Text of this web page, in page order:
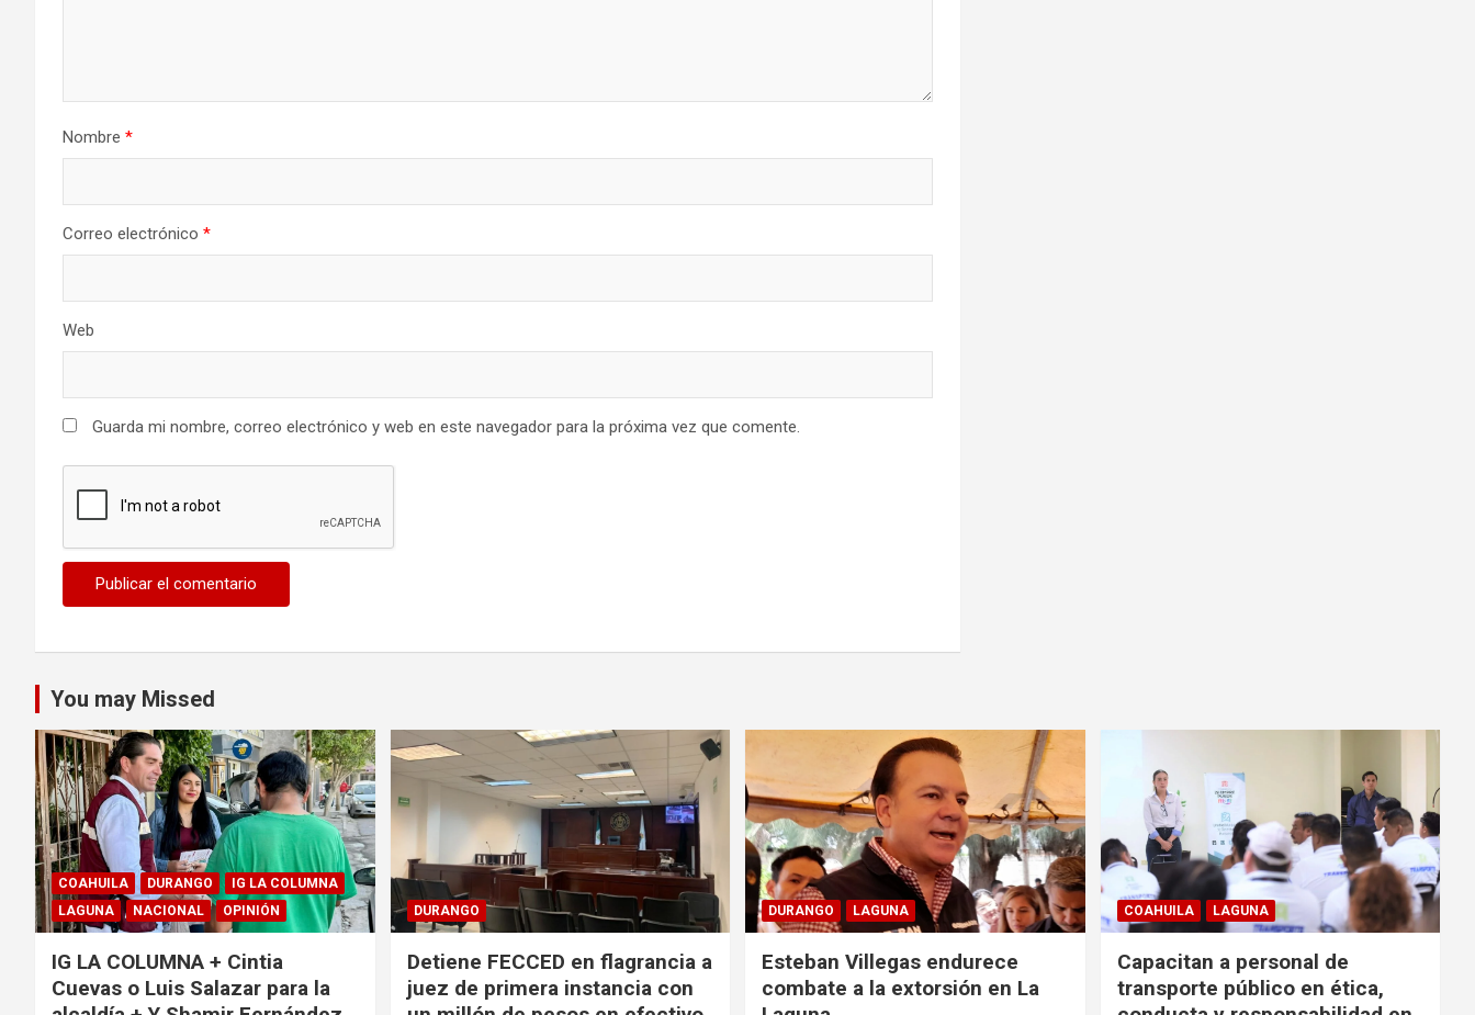
Nombre *
Correo electrónico *
Web
Guarda mi nombre, correo electrónico y web en este navegador para la próxima vez que comente.
You may Missed
COAHUILA DURANGO
IG LA COLUMNA
LAGUNA
NACIONAL OPINIÓN
IG LA COLUMNA + Cintia
Cuevas o Luis Salazar para la
DURANGO
Detiene FECCED en flagrancia a
juez de primera instancia con
DURANGO LAGUNA
Esteban Villegas endurece
combate a la extorsión en La
COAHUILA LAGUNA
Capacitan a personal de
transporte público en ética,